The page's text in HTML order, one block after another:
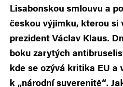
Lisabonskou smlouvu a
českou výjimku, kterou si
prezident Václav Klaus.
boku zarytých
kde se ozývá kritika EU a
k „národní suverenitě“.